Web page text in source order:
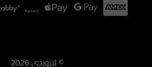
© لازوردى2026